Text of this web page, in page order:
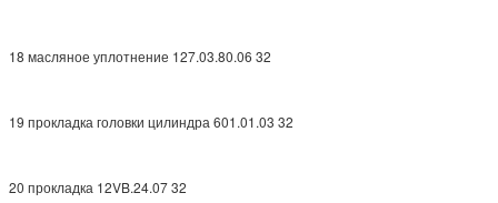
18 масляное уплотнение 127.03.80.06 32
19 прокладка головки цилиндра 601.01.03 32
20 прокладка 12VB.24.07 32